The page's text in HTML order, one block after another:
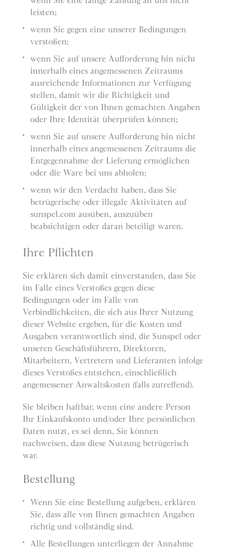
leisten;
wenn Sie gegen eine unserer Bedingungen
verstoßen;
wenn Sie auf unsere Aufforderung hin nicht
innerhalb eines angemessenen Zeitraums
ausreichende Informationen zur Verfügung
stellen, damit wir die Richtigkeit und
Gültigkeit der von Ihnen gemachten Angaben
oder Ihre Identität überprüfen können;
wenn Sie auf unsere Aufforderung hin nicht
innerhalb eines angemessenen Zeitraums die
Entgegennahme der Lieferung ermöglichen
oder die Ware bei uns abholen;
wenn wir den Verdacht haben, dass Sie
betrügerische oder illegale Aktivitäten auf
sunspel.com ausüben, auszuüben
beabsichtigen oder daran beteiligt waren.
Ihre Pflichten
Sie erklären sich damit einverstanden, dass Sie
im Falle eines Verstoßes gegen diese
Bedingungen oder im Falle von
Verbindlichkeiten, die sich aus Ihrer Nutzung
dieser Website ergeben, für die Kosten und
Ausgaben verantwortlich sind, die Sunspel oder
unseren Geschäftsführern, Direktoren,
Mitarbeitern, Vertretern und Lieferanten infolge
dieses Verstoßes entstehen, einschließlich
angemessener Anwaltskosten (falls zutreffend).
Sie bleiben haftbar, wenn eine andere Person
Ihr Einkaufskonto und/oder Ihre persönlichen
Daten nutzt, es sei denn, Sie können
nachweisen, dass diese Nutzung betrügerisch
war.
Bestellung
Wenn Sie eine Bestellung aufgeben, erklären
Sie, dass alle von Ihnen gemachten Angaben
richtig und vollständig sind.
Alle Bestellungen unterliegen der Annahme